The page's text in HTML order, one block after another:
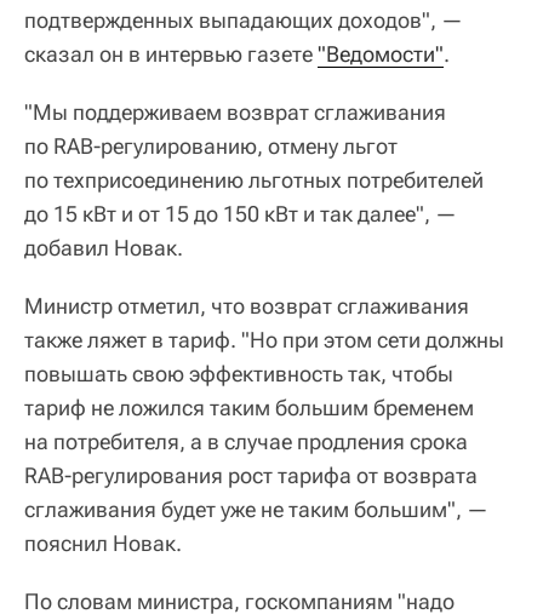
подтвержденных выпадающих доходов", —
сказал он в интервью газете"Ведомости".
"Мы поддерживаем возврат сглаживания
по RAB-регулированию, отмену льгот
по техприсоединению льготных потребителей
до 15 кВт и от 15 до 150 кВт и так далее", —
добавил Новак.
Министр отметил, что возврат сглаживания
также ляжет в тариф. "Но при этом сети должны
повышать свою эффективность так, чтобы
тариф не ложился таким большим бременем
на потребителя, а в случае продления срока
RAB-регулирования рост тарифа от возврата
сглаживания будет уже не таким большим", —
пояснил Новак.
По словам министра, госкомпаниям "надо